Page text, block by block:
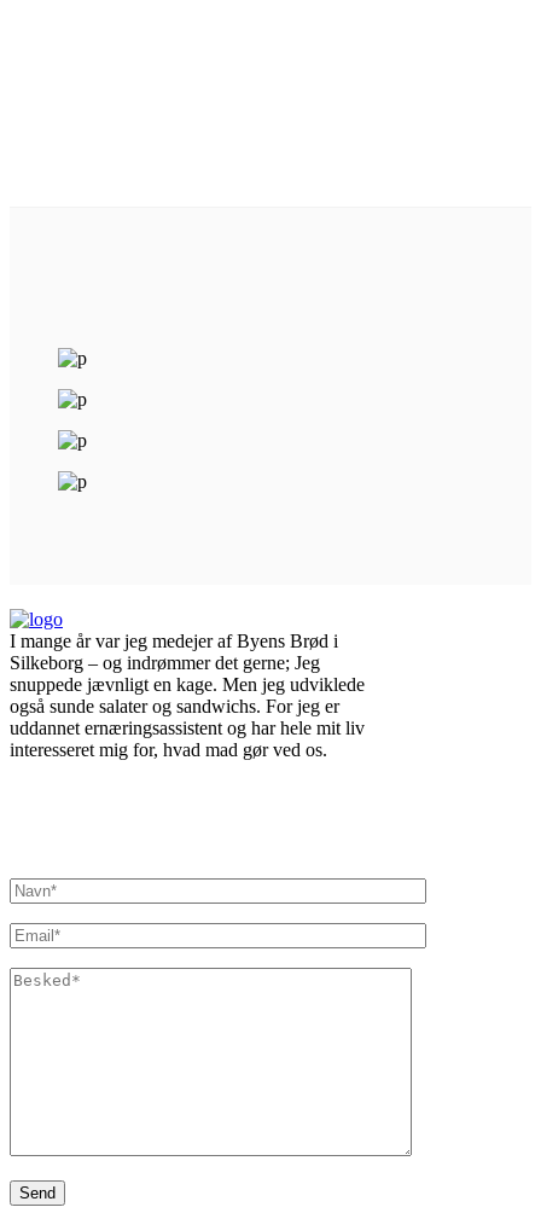
I mange år var jeg medejer af Byens Brød i
Silkeborg – og indrømmer det gerne; Jeg
snuppede jævnligt en kage. Men jeg udviklede
også sunde salater og sandwichs. For jeg er
uddannet ernæringsassistent og har hele mit liv
interesseret mig for, hvad mad gør ved os.